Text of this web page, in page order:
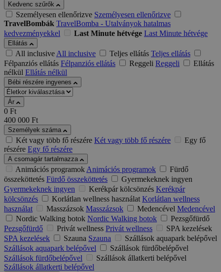
Kedvenc szűrők
Személyesen ellenőrizve Személyesen ellenőrizve
TravelBombák TravelBomba - Utalványok hatalmas
kedvezményekkel
Last Minute hétvége Last Minute hétvége
Ellátás
All inclusiveAll inclusive Teljes ellátás Teljes ellátás
Félpanziós ellátás Félpanziós ellátás Reggeli Reggeli
Ellátás
nélkül Ellátás nélkül
Bébi részére ingyenes
Ár
0 Ft
400 000 Ft
Személyek száma
Két vagy több fő részére Két vagy több fő részére
Egy fő
részére Egy fő részére
A csomagár tartalmazza
Animációs programokAnimációs programok
Fürdő
összeköttetés Fürdő összeköttetés
Gyermekeknek ingyen
Gyermekeknek ingyen
Kerékpár kölcsönzés Kerékpár
kölcsönzés
Korlátlan wellness használat Korlátlan wellness
használat
Masszázsok Masszázsok Medencével Medencével
Nordic Walking botok Nordic Walking botok
Pezsgőfürdő
Pezsgőfürdő
Privát wellness Privát wellness
SPA kezelések
SPA kezelések
Szauna Szauna
Szállások aquapark belépővel
Szállások aquapark belépővel
Szállások fürdőbelépővel
Szállások fürdőbelépővel
Szállások állatkerti belépővel
Szállások állatkerti belépővel